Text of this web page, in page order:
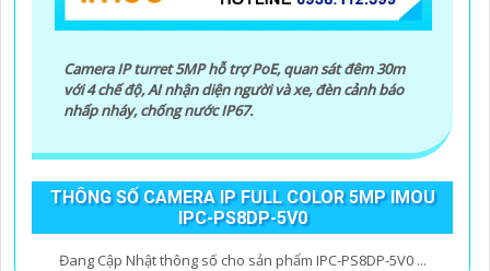
Camera IP turret 5MP hỗ trợ PoE, quan sát đêm 30m
với 4 chế độ, AI nhận diện người và xe, đèn cảnh báo
nhấp nháy, chống nước IP67.
THÔNG SỐ CAMERA IP FULL COLOR 5MP IMOU
IPC-PS8DP-5V0
Đang Cập Nhật thông số cho sản phẩm IPC-PS8DP-5V0 ...